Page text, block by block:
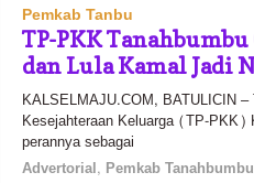
Pemkab Tanbu
TP-PKK
dan Lula Kamal Jadi
KALSELMAJU.COM, BATULICIN
Kesejahteraan Keluarga (TP-PKK)
perannya sebagai
Advertorial, Pemkab Tanahbumbu